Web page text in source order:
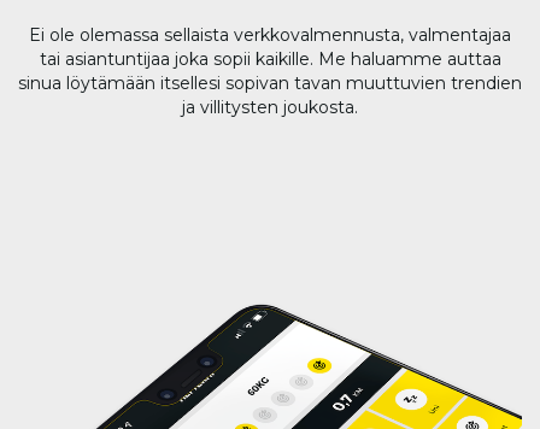
Ei ole olemassa sellaista verkkovalmennusta, valmentajaa
tai asiantuntijaa joka sopii kaikille. Me haluamme auttaa
sinua löytämään itsellesi sopivan tavan muuttuvien trendien
ja villitysten joukosta.